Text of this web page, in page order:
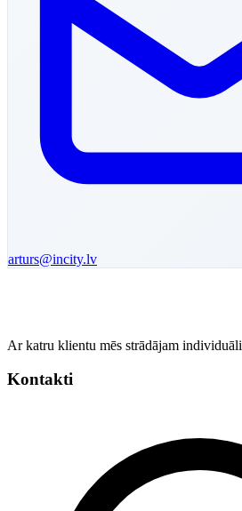
arturs@incity.lv
Ar katru klientu mēs strādājam individuāli
Kontakti